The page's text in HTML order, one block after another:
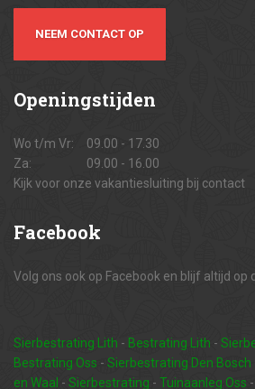
NEEM CONTACT OP
Openingstijden
Wo t/m Vr:
09.00 - 17.30
Za:
09.00 - 16.00
Kijk voor onze vakantiesluiting bij contact
Facebook
Volg ons ook op Facebook en blijf altijd op
Sierbestrating Lith - Bestrating Lith -
Bestrating Oss - Sierbestrating Den Bosch
en Waal - Sierbestrating - Tuinaanleg Oss -